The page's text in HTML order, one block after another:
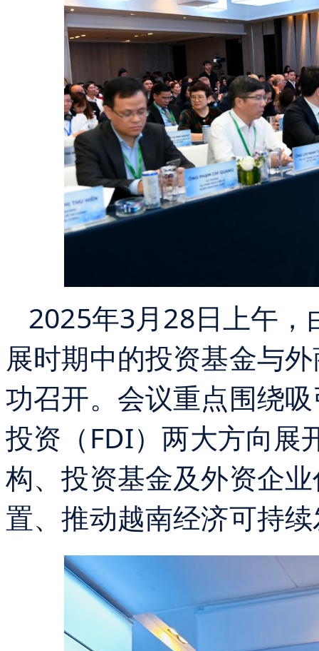
2025年3月28日上午，
展时期中的投资基金与
功召开。会议重点围绕
投资（FDI）两大方向展
构、投资基金及外资企
置、推动越南经济可持